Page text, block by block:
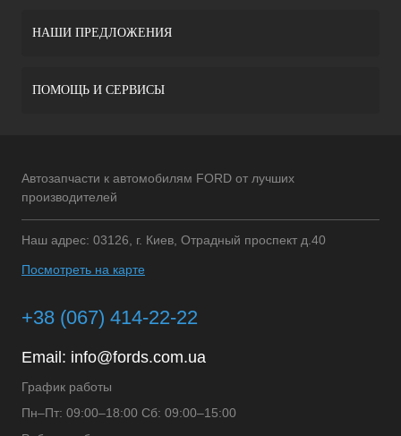
НАШИ ПРЕДЛОЖЕНИЯ
ПОМОЩЬ И СЕРВИСЫ
Автозапчасти к автомобилям FORD от лучших
производителей
Наш адрес: 03126, г. Киев, Отрадный проспект д.40
Посмотреть на карте
+38 (067) 414-22-22
Email: info@fords.com.ua
График работы
Пн–Пт: 09:00–18:00 Сб: 09:00–15:00